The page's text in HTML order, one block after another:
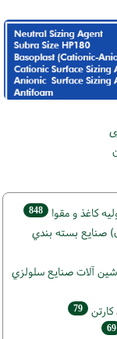
كاغذ و مقوا 848
صنايع بسته بندي
آلات صنايع سلولزي
79
69